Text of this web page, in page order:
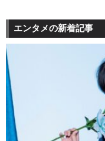
エンタメの新着記事